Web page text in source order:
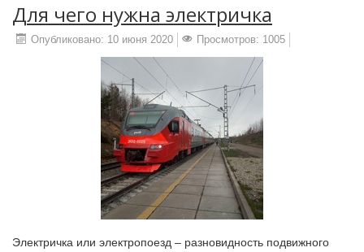
Для чего нужна электричка
Опубликовано: 10 июня 2020 Просмотров: 1005
Электричка или электропоезд – разновидность подвижного